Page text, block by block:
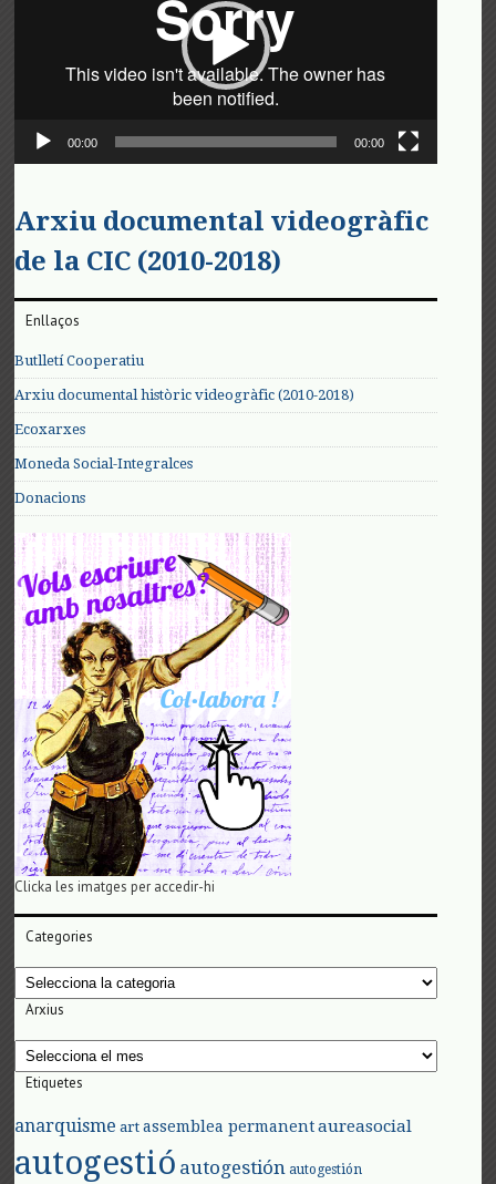
00:00 00:00
Arxiu documental videogràfic
de la CIC (2010-2018)
Enllaços
Butlletí Cooperatiu
Arxiu documental històric videogràfic (2010-2018)
Ecoxarxes
Moneda Social-Integralces
Donacions
Clicka les imatges per accedir-hi
Categories
Categories
Arxius
Arxius
Etiquetes
anarquisme art assemblea permanent aureasocial
autogestió autogestión autogestión